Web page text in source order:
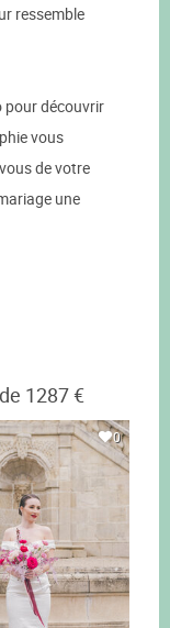
ressemble
pour découvrir
vous
de votre
une
1287 €
0